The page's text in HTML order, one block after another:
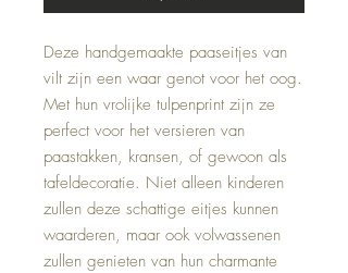
Deze handgemaakte paaseitjes van
vilt zijn een waar genot voor het oog.
Met hun vrolijke tulpenprint zijn ze
perfect voor het versieren van
paastakken, kransen, of gewoon als
tafeldecoratie. Niet alleen kinderen
zullen deze schattige eitjes kunnen
waarderen, maar ook volwassenen
zullen genieten van hun charmante